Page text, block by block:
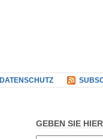
DATENSCHUTZ
GEBEN SIE